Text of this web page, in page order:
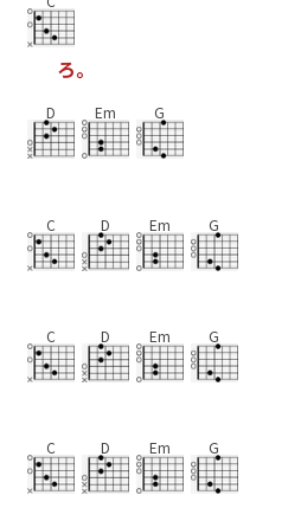
ろ。
D Em G
C D Em G
C D Em G
C D Em G